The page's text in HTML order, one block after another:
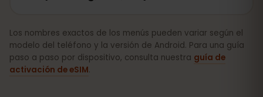
Los nombres exactos de los menús pueden variar según el
modelo del teléfono y la versión de Android. Para una guía
paso a paso por dispositivo, consulta nuestra guía de
activación de eSIM.